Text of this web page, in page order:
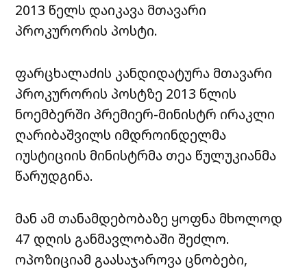
2013 წელს დაიკავა მთავარი
პროკურორის პოსტი.
ფარცხალაძის კანდიდატურა მთავარი
პროკურორის პოსტზე 2013 წლის
ნოემბერში პრემიერ-მინისტრ ირაკლი
ღარიბაშვილს იმდროინდელმა
იუსტიციის მინისტრმა თეა წულუკიანმა
წარუდგინა.
მან ამ თანამდებობაზე ყოფნა მხოლოდ
47 დღის განმავლობაში შეძლო.
ოპოზიციამ გაასაჯაროვა ცნობები,